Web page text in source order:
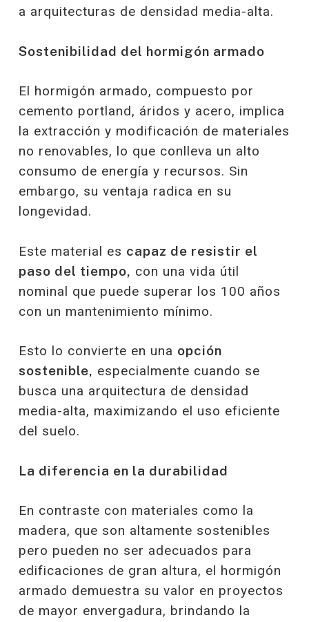
a arquitecturas de densidad media-alta.
Sostenibilidad del hormigón armado
El hormigón armado, compuesto por
cemento portland, áridos y acero, implica
la extracción y modificación de materiales
no renovables, lo que conlleva un alto
consumo de energía y recursos. Sin
embargo, su ventaja radica en su
longevidad.
Este material es capaz de resistir el
paso del tiempo, con una vida útil
nominal que puede superar los 100 años
con un mantenimiento mínimo.
Esto lo convierte en una opción
sostenible, especialmente cuando se
busca una arquitectura de densidad
media-alta, maximizando el uso eficiente
del suelo.
La diferencia en la durabilidad
En contraste con materiales como la
madera, que son altamente sostenibles
pero pueden no ser adecuados para
edificaciones de gran altura, el hormigón
armado demuestra su valor en proyectos
de mayor envergadura, brindando la